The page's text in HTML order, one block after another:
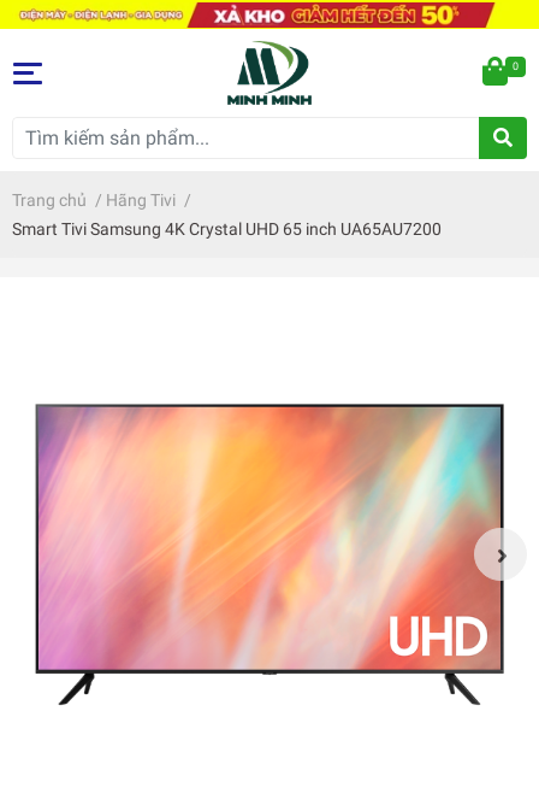
0
Trang chủ / Hãng Tivi /
Smart Tivi Samsung 4K Crystal UHD 65 inch UA65AU7200